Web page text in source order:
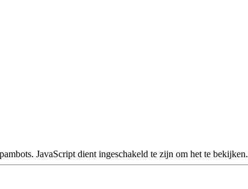
JavaScript dient ingeschakeld te zijn om het te bekijken.